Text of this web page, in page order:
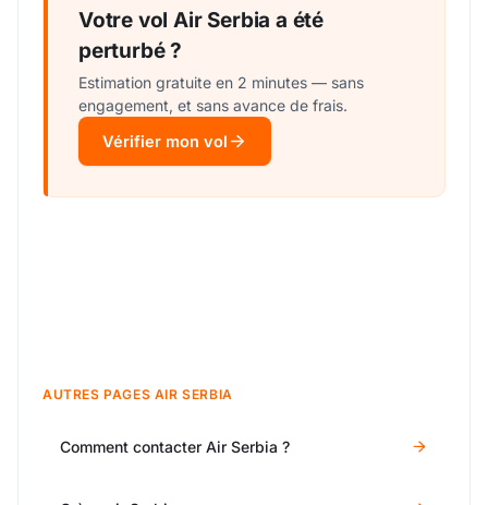
Votre vol Air Serbia a été
perturbé ?
Estimation gratuite en 2 minutes — sans
engagement, et sans avance de frais.
Vérifier mon vol
AUTRES PAGES AIR SERBIA
Comment contacter Air Serbia ?